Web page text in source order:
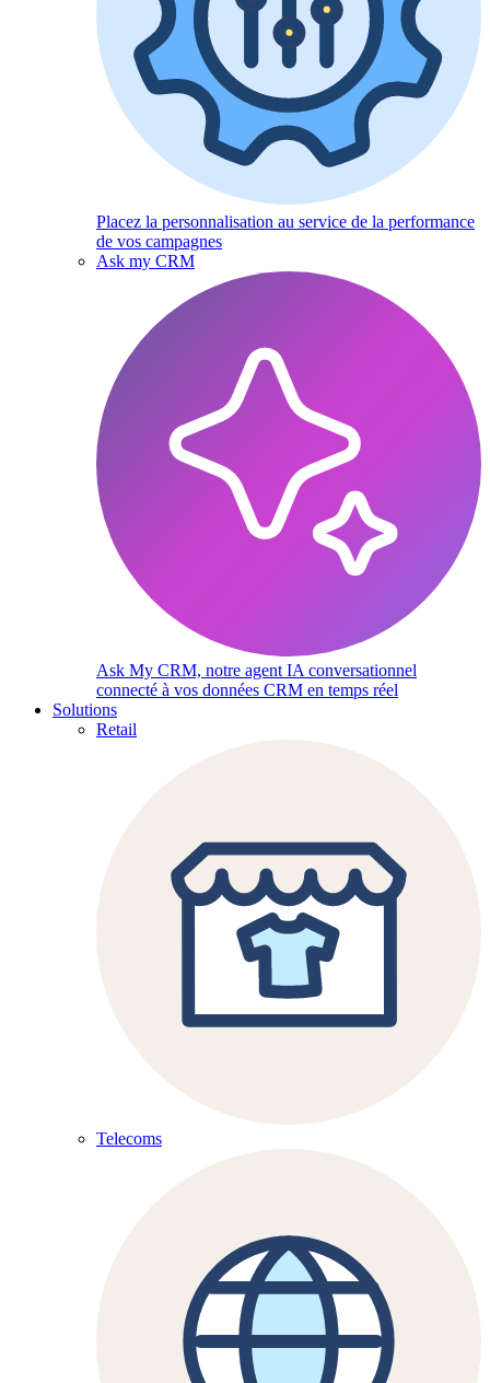
Placez la personnalisation au service de la performance
de vos campagnes
Ask my CRM
Ask My CRM, notre agent IA conversationnel
connecté à vos données CRM en temps réel
Solutions
Retail
Telecoms